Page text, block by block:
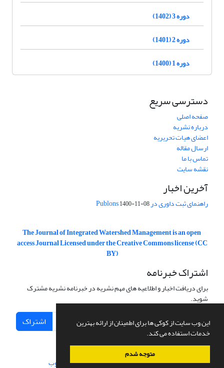
این وب سایت از کوکی ها برای اطمینان از ارائه بهترین
خدمات استفاده می کند.
متوجه شدم
دوره 3 (1402)
دوره 2 (1401)
دوره 1 (1400)
دسترسی سریع
صفحه اصلی
درباره نشریه
اعضای هیات تحریریه
ارسال مقاله
تماس با ما
نقشه سایت
آخرین اخبار
راهنمای ثبت داوری در Publons1400-11-08
The Journal of Integrated Watershed Management is an open
access Journal Licensed under the Creative Commons license (CC
BY)
اشتراک خبرنامه
برای دریافت اخبار و اطلاعیه های مهم نشریه در خبرنامه نشریه مشترک
شوید.
اشتراک
سامانه مدیریت نشریات علمی.طراحی و پیاده سازی از سیناوب